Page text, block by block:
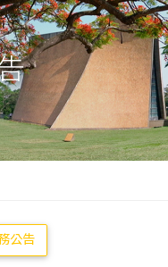
公告